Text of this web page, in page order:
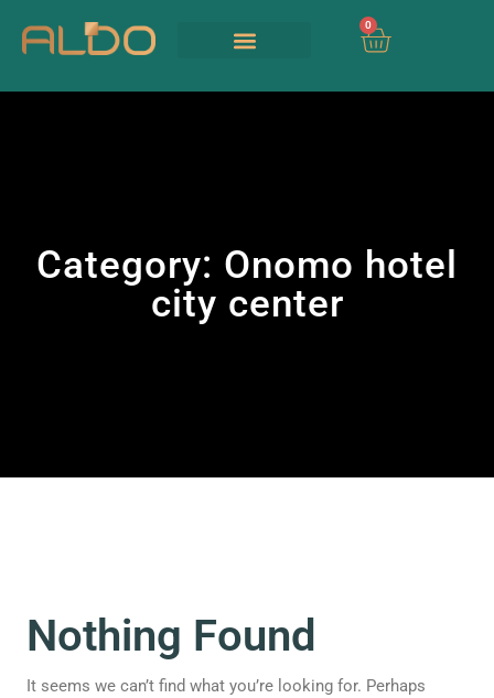
0
Category: Onomo hotel
city center
Nothing Found
It seems we can’t find what you’re looking for. Perhaps